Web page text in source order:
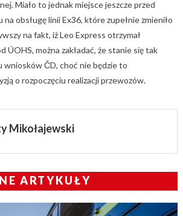
Miało to jednak miejsce jeszcze przed
obsługę linii Ex36, które zupełnie zmieniło
na fakt, iż Leo Express otrzymał
ÚOHS, można zakładać, że stanie się tak
wniosków ČD, choć nie będzie to
o rozpoczęciu realizacji przewozów.
Mikołajewski
ARTYKUŁY